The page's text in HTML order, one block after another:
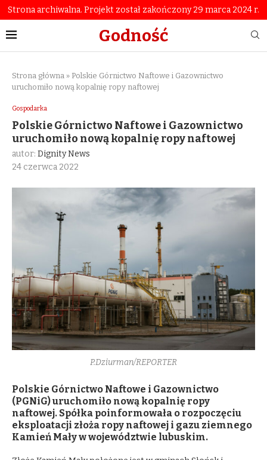
Strona archiwalna. Projekt został zakończony 29 marca 2024 r.
Godność
Strona główna » Polskie Górnictwo Naftowe i Gazownictwo
uruchomiło nową kopalnię ropy naftowej
Gospodarka
Polskie Górnictwo Naftowe i Gazownictwo
uruchomiło nową kopalnię ropy naftowej
autor: Dignity News
24 czerwca 2022
P.Dziurman/REPORTER
Polskie Górnictwo Naftowe i Gazownictwo
(PGNiG) uruchomiło nową kopalnię ropy
naftowej. Spółka poinformowała o rozpoczęciu
eksploatacji złoża ropy naftowej i gazu ziemnego
Kamień Mały w województwie lubuskim.